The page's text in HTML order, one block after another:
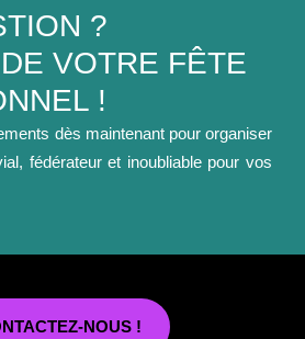
?
VOTRE FÊTE
!
dès maintenant pour organiser
fédérateur et inoubliable pour vos
NOUS !